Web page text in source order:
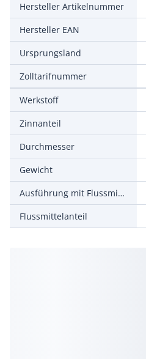
Hersteller Artikelnummer
Hersteller EAN
Ursprungsland
Zolltarifnummer
Werkstoff
Zinnanteil
Durchmesser
Gewicht
Ausführung mit Flussmittel
Flussmittelanteil